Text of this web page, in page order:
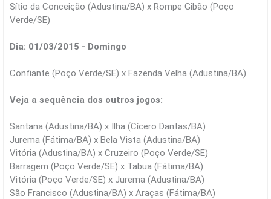
Sítio da Conceição (Adustina/BA) x Rompe Gibão (Poço
Verde/SE)
Dia: 01/03/2015 - Domingo
Confiante (Poço Verde/SE) x Fazenda Velha (Adustina/BA)
Veja a sequência dos outros jogos:
Santana (Adustina/BA) x Ilha (Cícero Dantas/BA)
Jurema (Fátima/BA) x Bela Vista (Adustina/BA)
Vitória (Adustina/BA) x Cruzeiro (Poço Verde/SE)
Barragem (Poço Verde/SE) x Tabua (Fátima/BA)
Vitória (Poço Verde/SE) x Jurema (Adustina/BA)
São Francisco (Adustina/BA) x Araças (Fátima/BA)